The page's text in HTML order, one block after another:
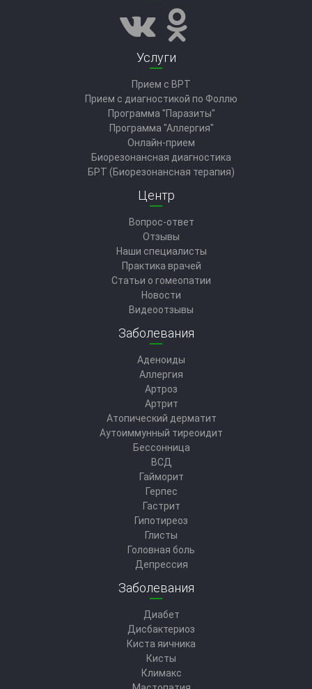
Услуги
Прием с ВРТ
Прием с диагностикой по Фоллю
Программа "Паразиты"
Программа "Аллергия"
Онлайн-прием
Биорезонансная диагностика
БРТ (Биорезонансная терапия)
Центр
Вопрос-ответ
Отзывы
Наши специалисты
Практика врачей
Статьи о гомеопатии
Новости
Видеоотзывы
Заболевания
Аденоиды
Аллергия
Артроз
Артрит
Атопический дерматит
Аутоиммунный тиреоидит
Бессонница
ВСД
Гайморит
Герпес
Гастрит
Гипотиреоз
Глисты
Головная боль
Депрессия
Заболевания
Диабет
Дисбактериоз
Киста яичника
Кисты
Климакс